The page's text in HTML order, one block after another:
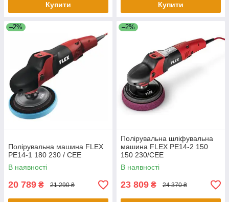
Купити Купити
–2%
Полірувальна машина FLEX
PE14-1 180 230 / CEE
В наявності
20 789 ₴ 21 290 ₴
–2%
Полірувальна шліфувальна
машина FLEX PE14-2 150
150 230/CEE
В наявності
23 809 ₴ 24 370 ₴